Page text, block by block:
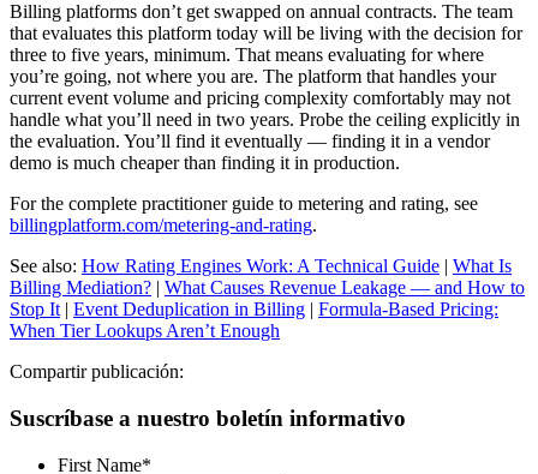
Billing platforms don’t get swapped on annual contracts. The team
that evaluates this platform today will be living with the decision for
three to five years, minimum. That means evaluating for where
you’re going, not where you are. The platform that handles your
current event volume and pricing complexity comfortably may not
handle what you’ll need in two years. Probe the ceiling explicitly in
the evaluation. You’ll find it eventually — finding it in a vendor
demo is much cheaper than finding it in production.
For the complete practitioner guide to metering and rating, see
billingplatform.com/metering-and-rating.
See also: How Rating Engines Work: A Technical Guide | What Is
Billing Mediation? | What Causes Revenue Leakage — and How to
Stop It | Event Deduplication in Billing | Formula-Based Pricing:
When Tier Lookups Aren’t Enough
Compartir publicación:
Suscríbase a nuestro boletín informativo
First Name*